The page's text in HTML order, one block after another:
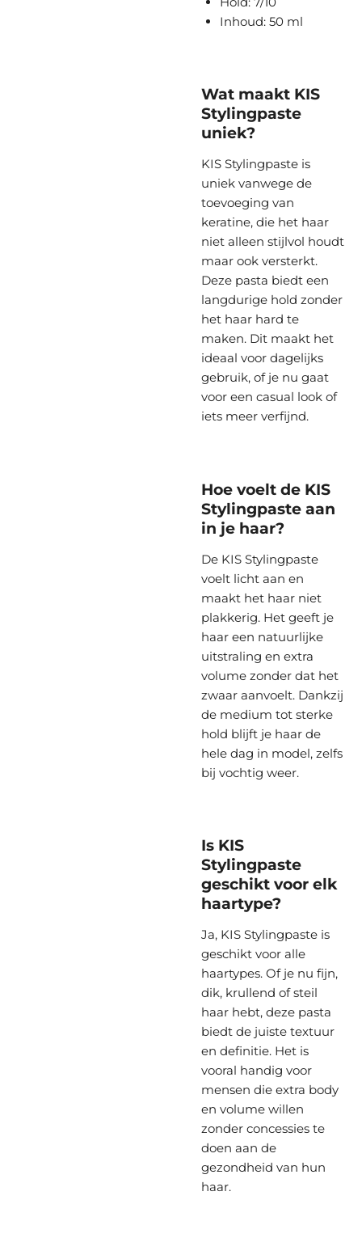
Inhoud: 50 ml
Wat maakt KIS
Stylingpaste
uniek?
KIS Stylingpaste is
uniek vanwege de
toevoeging van
keratine, die het haar
niet alleen stijlvol houdt
maar ook versterkt.
Deze pasta biedt een
langdurige hold zonder
het haar hard te
maken. Dit maakt het
ideaal voor dagelijks
gebruik, of je nu gaat
voor een casual look of
iets meer verfijnd.
Hoe voelt de KIS
Stylingpaste aan
in je haar?
De KIS Stylingpaste
voelt licht aan en
maakt het haar niet
plakkerig. Het geeft je
haar een natuurlijke
uitstraling en extra
volume zonder dat het
zwaar aanvoelt. Dankzij
de medium tot sterke
hold blijft je haar de
hele dag in model, zelfs
bij vochtig weer.
Is KIS
Stylingpaste
geschikt voor elk
haartype?
Ja, KIS Stylingpaste is
geschikt voor alle
haartypes. Of je nu fijn,
dik, krullend of steil
haar hebt, deze pasta
biedt de juiste textuur
en definitie. Het is
vooral handig voor
mensen die extra body
en volume willen
zonder concessies te
doen aan de
gezondheid van hun
haar.